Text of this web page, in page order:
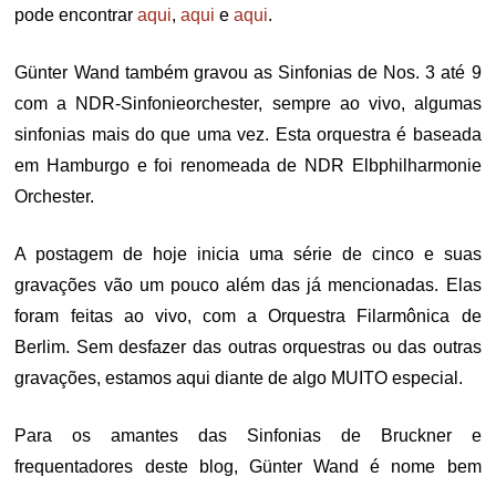
pode encontraraqui,aqui eaqui.
Günter Wand também gravou as Sinfonias de Nos. 3 até 9
com a NDR-Sinfonieorchester, sempre ao vivo, algumas
sinfonias mais do que uma vez. Esta orquestra é baseada
em Hamburgo e foi renomeada de NDR Elbphilharmonie
Orchester.
A postagem de hoje inicia uma série de cinco e suas
gravações vão um pouco além das já mencionadas. Elas
foram feitas ao vivo, com a Orquestra Filarmônica de
Berlim. Sem desfazer das outras orquestras ou das outras
gravações, estamos aqui diante de algo MUITO especial.
Para os amantes das Sinfonias de Bruckner e
frequentadores deste blog, Günter Wand é nome bem